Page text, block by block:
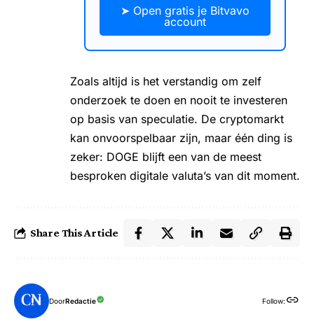
➤ Open gratis je Bitvavo
account
Zoals altijd is het verstandig om zelf
onderzoek te doen en nooit te investeren
op basis van speculatie. De cryptomarkt
kan onvoorspelbaar zijn, maar één ding is
zeker: DOGE blijft een van de meest
besproken digitale valuta’s van dit moment.
Share This Article
DoorRedactie Follow: